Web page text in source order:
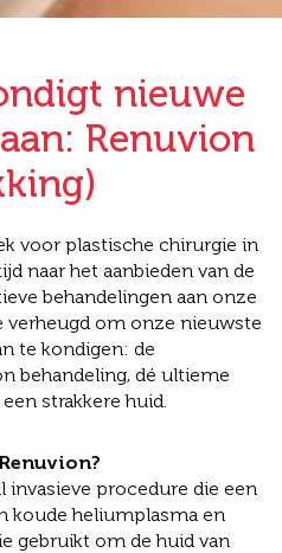
nieuwe
Renuvion
voor plastische chirurgie in
naar het aanbieden van de
behandelingen aan onze
verheugd om onze nieuwste
te kondigen: de
behandeling, dé ultieme
strakkere huid.
procedure die een
koude heliumplasma en
gebruikt om de huid van